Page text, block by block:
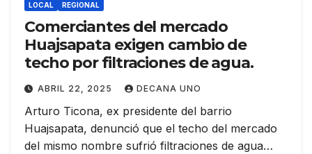
LOCAL REGIONAL
Comerciantes del mercado
Huajsapata exigen cambio de
techo por filtraciones de agua.
ABRIL 22, 2025 DECANA UNO
Arturo Ticona, ex presidente del barrio
Huajsapata, denunció que el techo del mercado
del mismo nombre sufrió filtraciones de agua…